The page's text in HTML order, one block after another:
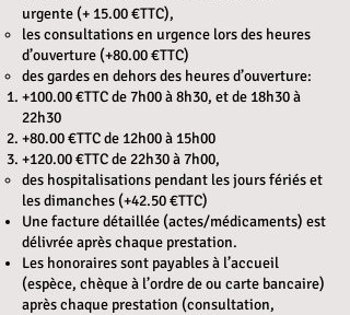
urgente (+ 15.00 €TTC),
les consultations en urgence lors des heures
d’ouverture (+80.00 €TTC)
des gardes en dehors des heures d’ouverture:
+100.00 €TTC de 7h00 à 8h30, et de 18h30 à
22h30
+80.00 €TTC de 12h00 à 15h00
+120.00 €TTC de 22h30 à 7h00,
des hospitalisations pendant les jours fériés et
les dimanches (+42.50 €TTC)
Une facture détaillée (actes/médicaments) est
délivrée après chaque prestation.
Les honoraires sont payables à l’accueil
(espèce, chèque à l’ordre de ou carte bancaire)
après chaque prestation (consultation,